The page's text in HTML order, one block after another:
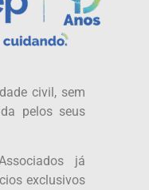
civil, sem
pelos seus
já
exclusivos